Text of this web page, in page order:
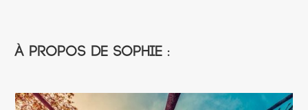
À propos de Sophie :